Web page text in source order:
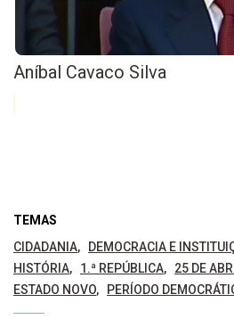
Aníbal Cavaco Silva
TEMAS
CIDADANIA
DEMOCRACIA E
HISTÓRIA
1.ª REPÚBLICA
25 DE
ESTADO NOVO
PERÍODO